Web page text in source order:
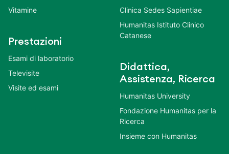
Vitamine
Prestazioni
Esami di laboratorio
Televisite
Visite ed esami
Clinica Sedes Sapientiae
Humanitas Istituto Clinico
Catanese
Didattica,
Assistenza, Ricerca
Humanitas University
Fondazione Humanitas per la
Ricerca
Insieme con Humanitas